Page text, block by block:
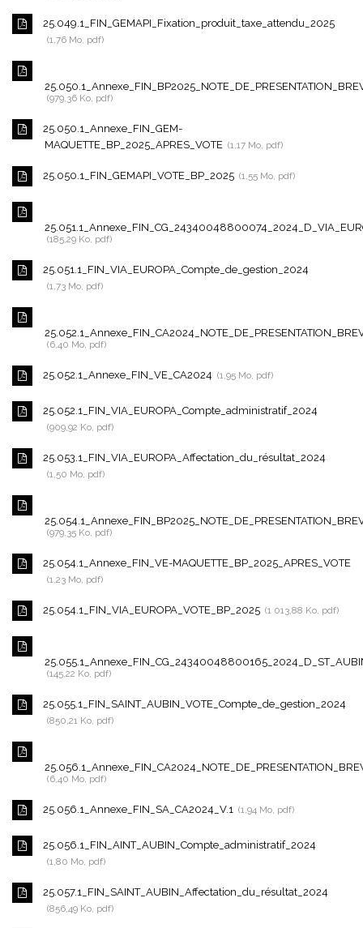
25.049.1_FIN_GEMAPI_Fixation_produit_taxe_attendu_2025
1,76 Mo, pdf
979,36 Ko, pdf
25.050.1_Annexe_FIN_GEM-
MAQUETTE_BP_2025_APRES_VOTE
1,17 Mo, pdf
25.050.1_FIN_GEMAPI_VOTE_BP_2025 1,55 Mo, pdf
185,29 Ko, pdf
25.051.1_FIN_VIA_EUROPA_Compte_de_gestion_2024
1,73 Mo, pdf
6,40 Mo, pdf
25.052.1_Annexe_FIN_VE_CA2024 1,95 Mo, pdf
25.052.1_FIN_VIA_EUROPA_Compte_administratif_2024
909,92 Ko, pdf
25.053.1_FIN_VIA_EUROPA_Affectation_du_résultat_2024
1,50 Mo, pdf
979,35 Ko, pdf
25.054.1_Annexe_FIN_VE-MAQUETTE_BP_2025_APRES_VOTE
1,23 Mo, pdf
25.054.1_FIN_VIA_EUROPA_VOTE_BP_2025 1 013,88 Ko, pdf
145,22 Ko, pdf
25.055.1_FIN_SAINT_AUBIN_VOTE_Compte_de_gestion_2024
850,21 Ko, pdf
6,40 Mo, pdf
25.056.1_Annexe_FIN_SA_CA2024_V.1 1,94 Mo, pdf
25.056.1_FIN_AINT_AUBIN_Compte_administratif_2024
1,80 Mo, pdf
25.057.1_FIN_SAINT_AUBIN_Affectation_du_résultat_2024
856,49 Ko, pdf